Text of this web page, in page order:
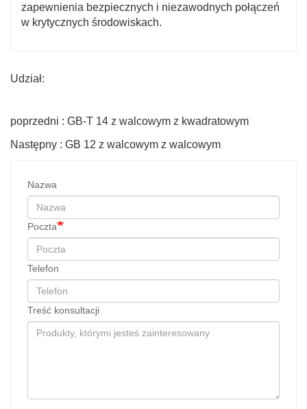
zapewnienia bezpiecznych i niezawodnych połączeń
w krytycznych środowiskach.
Udział:
poprzedni : GB-T 14 z walcowym z kwadratowym
Następny : GB 12 z walcowym z walcowym
Nazwa
Poczta
Telefon
Treść konsultacji